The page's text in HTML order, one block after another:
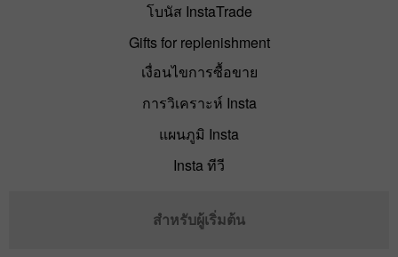
โบนัส InstaTrade
Gifts for replenishment
เงื่อนไขการซื้อขาย
การวิเคราะห์ Insta
แผนภูมิ Insta
Insta ทีวี
สำหรับผู้เริ่มต้น